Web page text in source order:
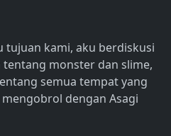
tujuan kami, aku berdiskusi
monster dan slime,
semua tempat yang
dengan Asagi